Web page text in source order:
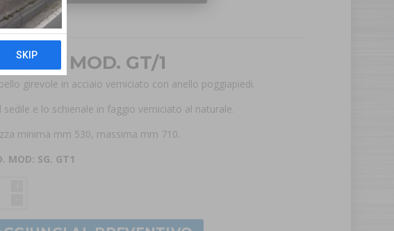
MOD. GT/1
girevole in acciaio verniciato con anello poggiapiedi.
sedile e lo schienale in faggio verniciato al naturale.
minima mm 530, massima mm 710.
MOD: SG. GT1